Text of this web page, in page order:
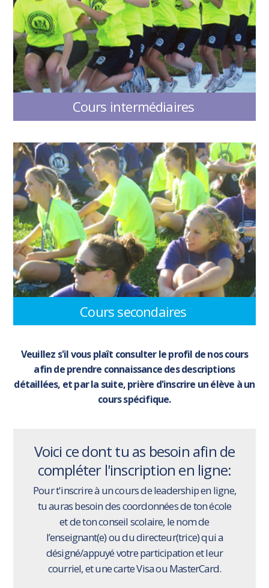
Cours intermédiaires
Cours secondaires
Veuillez s'il vous plaît consulter le profil de nos cours
afin de prendre connaissance des descriptions
détaillées, et par la suite, prière d'inscrire un élève à un
cours spécifique.
Voici ce dont tu as besoin afin de
compléter l'inscription en ligne:
Pour t'inscrire à un cours de leadership en ligne,
tu auras besoin des coordonnées de ton école
et de ton conseil scolaire, le nom de
l’enseignant(e) ou du directeur(trice) qui a
désigné/appuyé votre participation et leur
courriel, et une carte Visa ou MasterCard.